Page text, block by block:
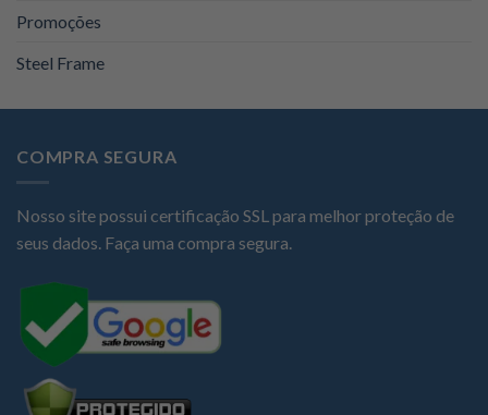
Promoções
Steel Frame
COMPRA SEGURA
Nosso site possui certificação SSL para melhor proteção de
seus dados. Faça uma compra segura.